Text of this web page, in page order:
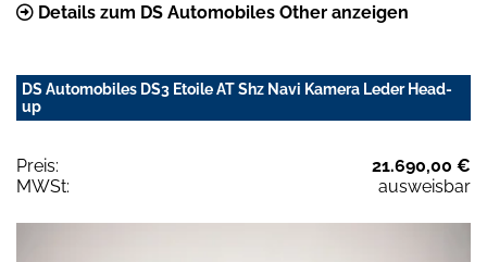
Details zum DS Automobiles Other anzeigen
DS Automobiles DS3 Etoile AT Shz Navi Kamera Leder Head-
up
Preis:
21.690,00 €
MWSt:
ausweisbar